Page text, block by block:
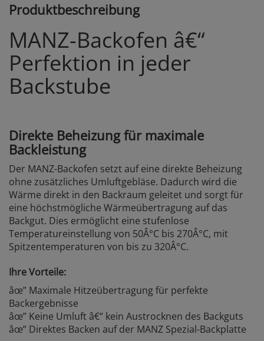
Produktbeschreibung
MANZ-Backofen â€“
Perfektion in jeder
Backstube
Direkte Beheizung für maximale
Backleistung
Der MANZ-Backofen setzt auf eine direkte Beheizung
ohne zusätzliches Umluftgebläse. Dadurch wird die
Wärme direkt in den Backraum geleitet und sorgt für
eine höchstmögliche Wärmeübertragung auf das
Backgut. Dies ermöglicht eine stufenlose
Temperatureinstellung von 50Â°C bis 270Â°C, mit
Spitzentemperaturen von bis zu 320Â°C.
Ihre Vorteile:
âœ” Maximale Hitzeübertragung für perfekte
Backergebnisse
âœ” Keine Umluft â€“ kein Austrocknen des Backguts
âœ” Direktes Backen auf der MANZ Spezial-Backplatte